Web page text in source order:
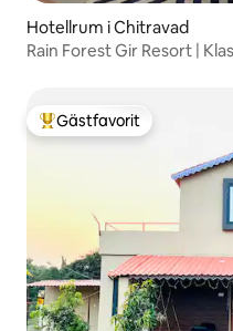
Hotellrum i Chitravad
Rain Forest Gir Resort |
Populär gästfavorit
Gästfavorit